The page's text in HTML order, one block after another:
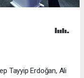
Tayyip Erdoğan, Ali